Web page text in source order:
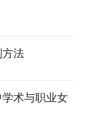
法
术与职业女